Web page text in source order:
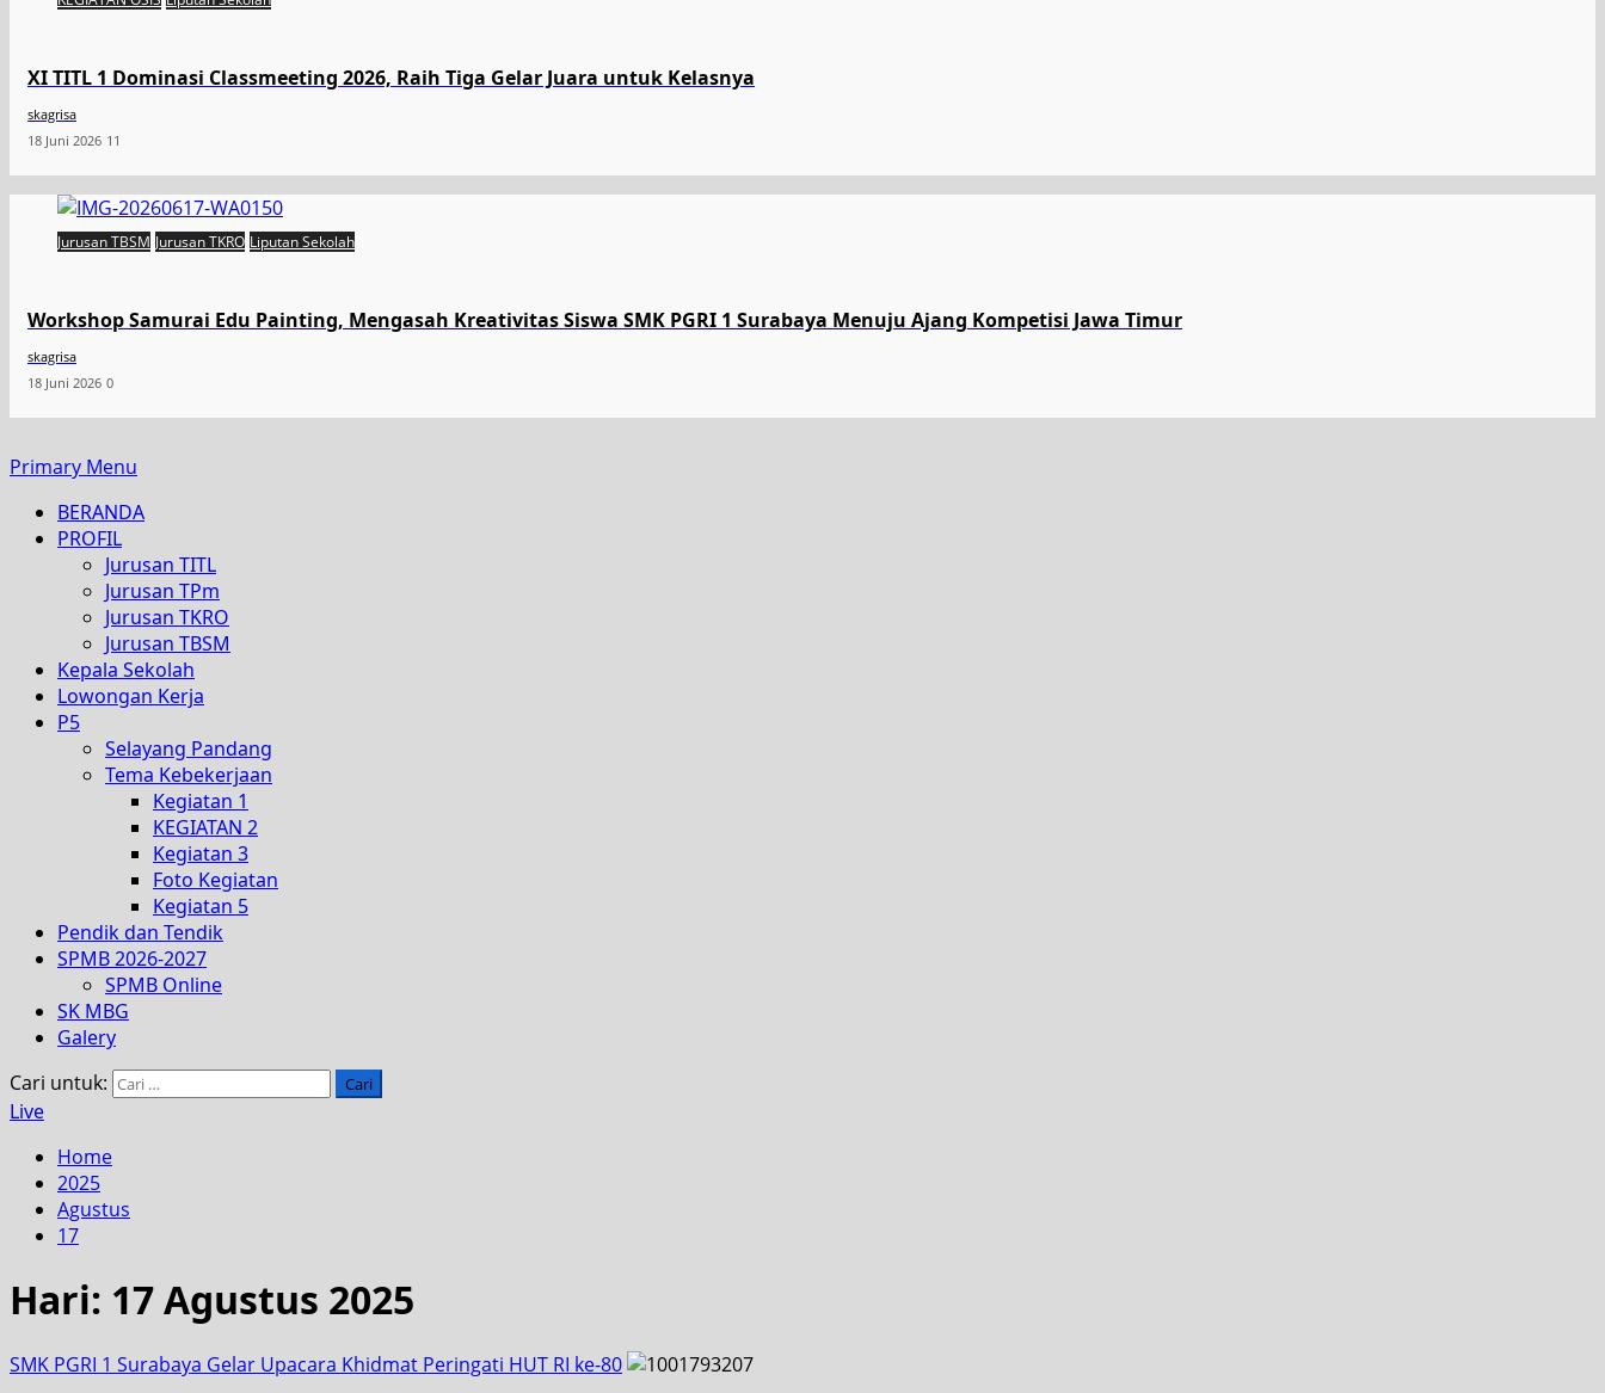
XI TITL 1 Dominasi Classmeeting 2026, Raih Tiga Gelar Juara untuk Kelasnya
skagrisa
18 Juni 2026 11
Jurusan TBSM Jurusan TKRO Liputan Sekolah
Workshop Samurai Edu Painting, Mengasah Kreativitas Siswa SMK PGRI 1 Surabaya Menuju Ajang Kompetisi Jawa Timur
skagrisa
18 Juni 2026 0
Primary Menu
BERANDA
PROFIL
Jurusan TITL
Jurusan TPm
Jurusan TKRO
Jurusan TBSM
Kepala Sekolah
Lowongan Kerja
P5
Selayang Pandang
Tema Kebekerjaan
Kegiatan 1
KEGIATAN 2
Kegiatan 3
Foto Kegiatan
Kegiatan 5
Pendik dan Tendik
SPMB 2026-2027
SPMB Online
SK MBG
Galery
Cari untuk:
Live
Home
2025
Agustus
17
Hari: 17 Agustus 2025
SMK PGRI 1 Surabaya Gelar Upacara Khidmat Peringati HUT RI ke-80